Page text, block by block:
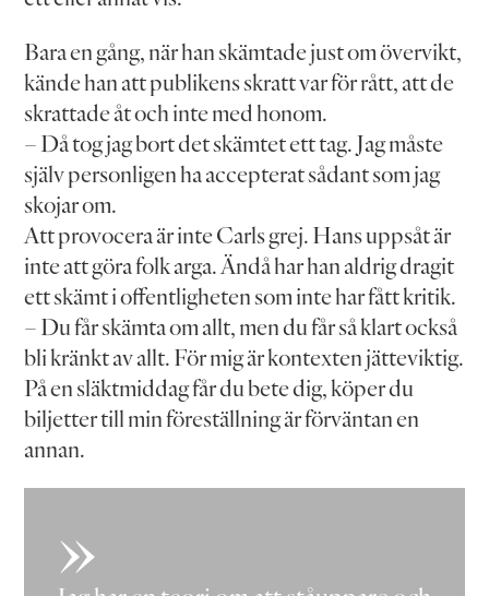
Bara en gång, när han skämtade just om övervikt,
kände han att publikens skratt var för rått, att de
skrattade åt och inte med honom.
– Då tog jag bort det skämtet ett tag. Jag måste
själv personligen ha accepterat sådant som jag
skojar om.
Att provocera är inte Carls grej. Hans uppsåt är
inte att göra folk arga. Ändå har han aldrig dragit
ett skämt i offentligheten som inte har fått kritik.
– Du får skämta om allt, men du får så klart också
bli kränkt av allt. För mig är kontexten jätteviktig.
På en släktmiddag får du bete dig, köper du
biljetter till min föreställning är förväntan en
annan.